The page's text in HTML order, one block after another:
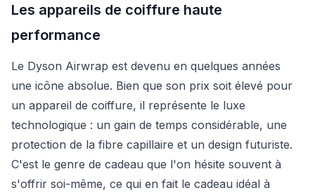
Les appareils de coiffure haute
performance
Le Dyson Airwrap est devenu en quelques années
une icône absolue. Bien que son prix soit élevé pour
un appareil de coiffure, il représente le luxe
technologique : un gain de temps considérable, une
protection de la fibre capillaire et un design futuriste.
C'est le genre de cadeau que l'on hésite souvent à
s'offrir soi-même, ce qui en fait le cadeau idéal à